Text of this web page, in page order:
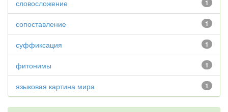
1
словосложение
1
сопоставление
1
суффиксация
1
фитонимы
1
языковая картина мира